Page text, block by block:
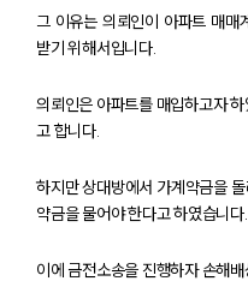
그 이유는 의뢰인이 아파트 매매
받기 위해서입니다.
의뢰인은 아파트를 매입하고자
고 합니다.
하지만 상대방에서 가계약금을
약금을 물어야 한다고 하였습니다.
이에 금전소송을 진행하자 손해